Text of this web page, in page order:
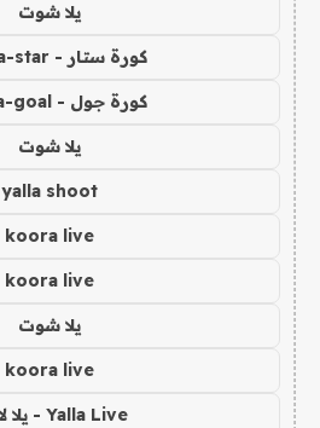
يلا شوت
كورة ستار - koora-star
كورة جول - koora-goal
يلا شوت
yalla shoot
koora live
koora live
يلا شوت
koora live
Yalla Live - يلا لايف